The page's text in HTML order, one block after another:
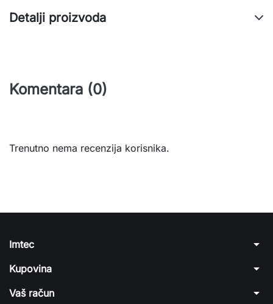
Detalji proizvoda
Komentara (0)
Trenutno nema recenzija korisnika.
Imtec arrow_drop_down
Kupovina arrow_drop_down
Vaš račun arrow_drop_down